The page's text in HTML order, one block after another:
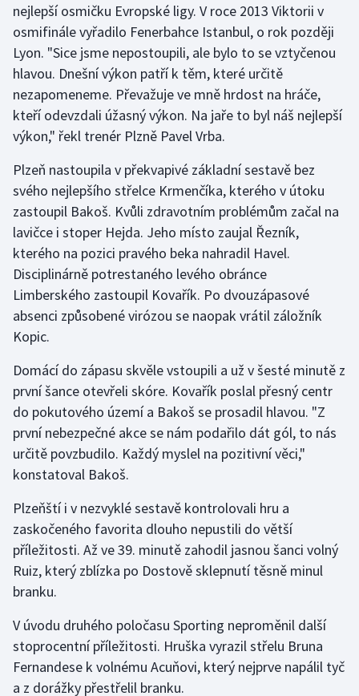
Gymnastika
Házená
Jezdectví
Judo
Krasobruslení
Lezení
Lyže a snowboard
Moderní pětiboj
Motorsport
Olympijské hry
Parasport
Plavání
Plážový volejbal
Ragby
Rychlobruslení
Rychlostní kanoistika
Short track
Sportovní střelba
nejlepší osmičku Evropské ligy. V roce 2013 Viktorii v
osmifinále vyřadilo Fenerbahce Istanbul, o rok později
Lyon. "Sice jsme nepostoupili, ale bylo to se vztyčenou
hlavou. Dnešní výkon patří k těm, které určitě
nezapomeneme. Převažuje ve mně hrdost na hráče,
kteří odevzdali úžasný výkon. Na jaře to byl náš nejlepší
výkon," řekl trenér Plzně Pavel Vrba.
Plzeň nastoupila v překvapivé základní sestavě bez
svého nejlepšího střelce Krmenčíka, kterého v útoku
zastoupil Bakoš. Kvůli zdravotním problémům začal na
lavičce i stoper Hejda. Jeho místo zaujal Řezník,
kterého na pozici pravého beka nahradil Havel.
Disciplinárně potrestaného levého obránce
Limberského zastoupil Kovařík. Po dvouzápasové
absenci způsobené virózou se naopak vrátil záložník
Kopic.
Domácí do zápasu skvěle vstoupili a už v šesté minutě z
první šance otevřeli skóre. Kovařík poslal přesný centr
do pokutového území a Bakoš se prosadil hlavou. "Z
první nebezpečné akce se nám podařilo dát gól, to nás
určitě povzbudilo. Každý myslel na pozitivní věci,"
konstatoval Bakoš.
Plzeňští i v nezvyklé sestavě kontrolovali hru a
zaskočeného favorita dlouho nepustili do větší
příležitosti. Až ve 39. minutě zahodil jasnou šanci volný
Ruiz, který zblízka po Dostově sklepnutí těsně minul
branku.
V úvodu druhého poločasu Sporting neproměnil další
stoprocentní příležitosti. Hruška vyrazil střelu Bruna
Fernandese k volnému Acuňovi, který nejprve napálil tyč
a z dorážky přestřelil branku.